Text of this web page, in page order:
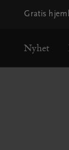
Gratis
Nyhet